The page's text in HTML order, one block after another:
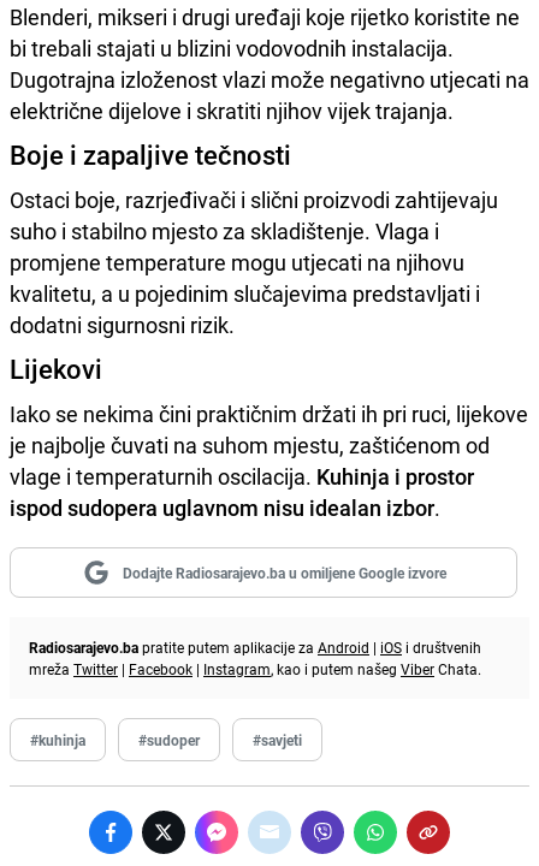
Blenderi, mikseri i drugi uređaji koje rijetko koristite ne
bi trebali stajati u blizini vodovodnih instalacija.
Dugotrajna izloženost vlazi može negativno utjecati na
električne dijelove i skratiti njihov vijek trajanja.
Boje i zapaljive tečnosti
Ostaci boje, razrjeđivači i slični proizvodi zahtijevaju
suho i stabilno mjesto za skladištenje. Vlaga i
promjene temperature mogu utjecati na njihovu
kvalitetu, a u pojedinim slučajevima predstavljati i
dodatni sigurnosni rizik.
Lijekovi
Iako se nekima čini praktičnim držati ih pri ruci, lijekove
je najbolje čuvati na suhom mjestu, zaštićenom od
vlage i temperaturnih oscilacija. Kuhinja i prostor
ispod sudopera uglavnom nisu idealan izbor.
Dodajte Radiosarajevo.ba u omiljene Google izvore
Radiosarajevo.bapratite putem aplikacije za Android | iOS i društvenih
mreža Twitter | Facebook | Instagram, kao i putem našeg ViberChata.
#kuhinja #sudoper #savjeti